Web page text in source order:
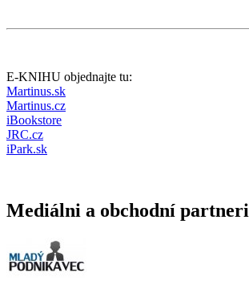
E-KNIHU objednajte tu:
Martinus.sk
Martinus.cz
iBookstore
JRC.cz
iPark.sk
Mediálni a obchodní partneri